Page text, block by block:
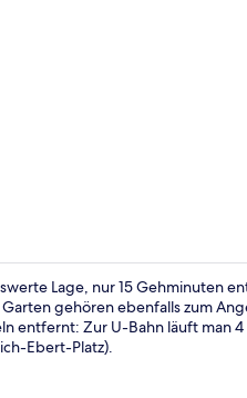
Lage, nur 15 Gehminuten
gehören ebenfalls zum
entfernt: Zur U-Bahn läuft man
Ebert-Platz).